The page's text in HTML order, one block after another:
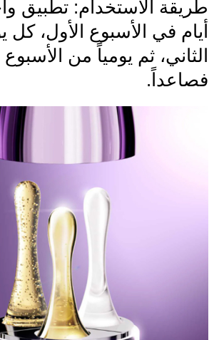
طريقة الاستخدام: تطبيق
أيام في الأسبوع الأول،
الثاني، ثم يومياً من الأسبوع
فصاعداً.